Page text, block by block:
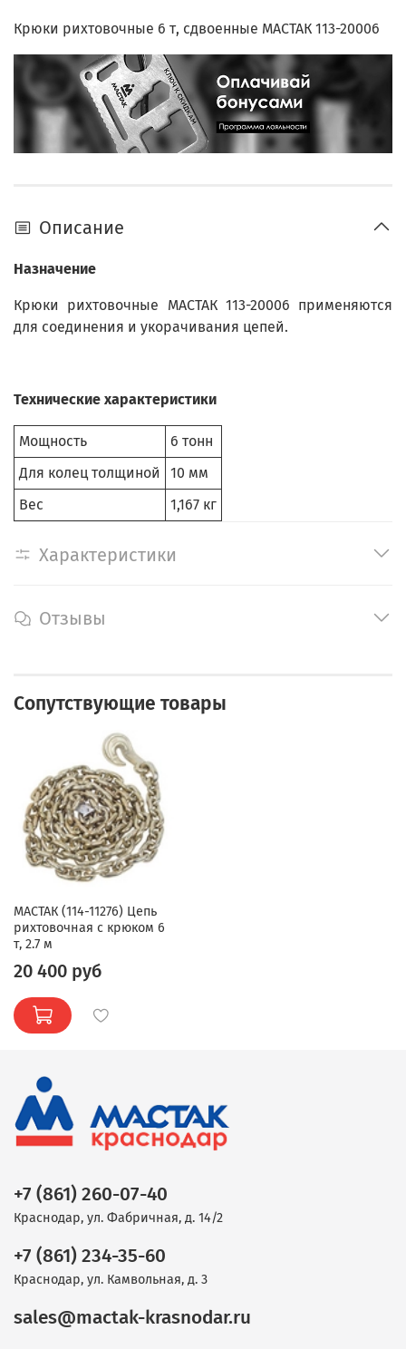
Крюки рихтовочные 6 т, сдвоенные МАСТАК 113-20006
Описание
Назначение
Крюки рихтовочные МАСТАК 113-20006 применяются
для соединения и укорачивания цепей.
Технические характеристики
Мощность
6 тонн
Для колец толщиной
10 мм
Вес
1,167 кг
Характеристики
Отзывы
Сопутствующие товары
МАСТАК (114-11276) Цепь
рихтовочная с крюком 6
т, 2.7 м
20 400 руб
+7 (861) 260-07-40
Краснодар, ул. Фабричная, д. 14/2
+7 (861) 234-35-60
Краснодар, ул. Камвольная, д. 3
sales@mactak-krasnodar.ru